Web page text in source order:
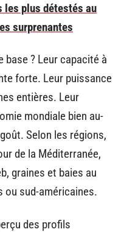
les plus détestés au
surprenantes
base ? Leur capacité à
forte. Leur puissance
entières. Leur
mondiale bien au-
Selon les régions,
de la Méditerranée,
graines et baies au
sud-américaines.
des profils